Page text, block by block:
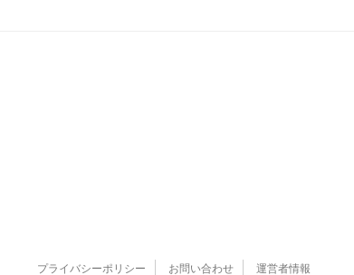
プライバシーポリシー お問い合わせ 運営者情報